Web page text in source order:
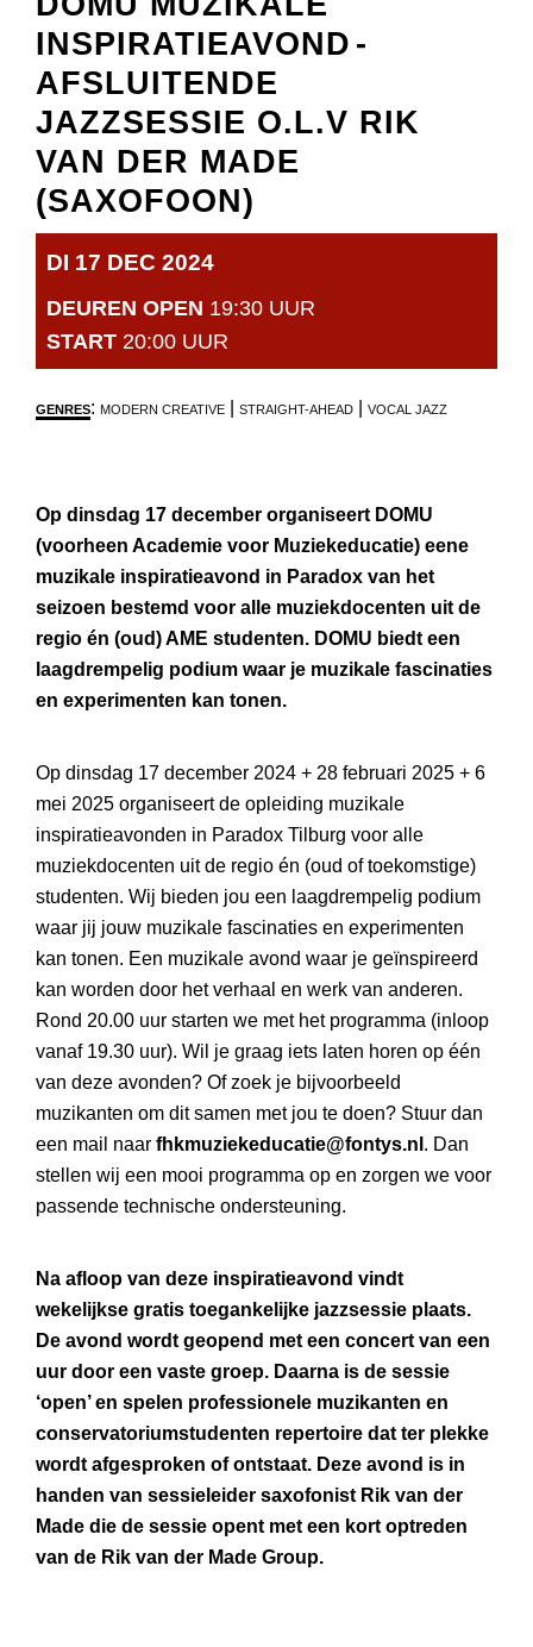
INSPIRATIEAVOND -
AFSLUITENDE
JAZZSESSIE O.L.V RIK
VAN DER MADE
(SAXOFOON)
DI 17 DEC 2024
DEUREN OPEN 19:30 UUR
START 20:00 UUR
GENRES: MODERN CREATIVE STRAIGHT-AHEAD VOCAL JAZZ
Op dinsdag 17 december organiseert DOMU
(voorheen Academie voor Muziekeducatie) eene
muzikale inspiratieavond in Paradox van het
seizoen bestemd voor alle muziekdocenten uit de
regio én (oud) AME studenten. DOMU biedt een
laagdrempelig podium waar je muzikale fascinaties
en experimenten kan tonen.
Op dinsdag 17 december 2024 + 28 februari 2025 + 6
mei 2025 organiseert de opleiding muzikale
inspiratieavonden in Paradox Tilburg voor alle
muziekdocenten uit de regio én (oud of toekomstige)
studenten. Wij bieden jou een laagdrempelig podium
waar jij jouw muzikale fascinaties en experimenten
kan tonen. Een muzikale avond waar je geïnspireerd
kan worden door het verhaal en werk van anderen.
Rond 20.00 uur starten we met het programma (inloop
vanaf 19.30 uur). Wil je graag iets laten horen op één
van deze avonden? Of zoek je bijvoorbeeld
muzikanten om dit samen met jou te doen? Stuur dan
een mail naar fhkmuziekeducatie@fontys.nl . Dan
stellen wij een mooi programma op en zorgen we voor
passende technische ondersteuning.
Na afloop van deze inspiratieavond vindt
wekelijkse gratis toegankelijke jazzsessie plaats.
De avond wordt geopend met een concert van een
uur door een vaste groep. Daarna is de sessie
‘open’ en spelen professionele muzikanten en
conservatoriumstudenten repertoire dat ter plekke
wordt afgesproken of ontstaat. Deze avond is in
handen van sessieleider saxofonist Rik van der
Made die de sessie opent met een kort optreden
van de Rik van der Made Group.